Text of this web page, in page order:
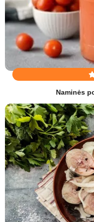
Naminės